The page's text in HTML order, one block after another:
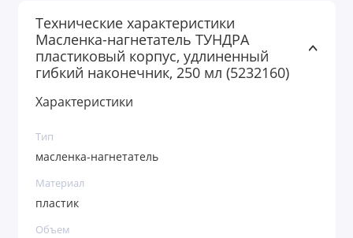
Технические характеристики
Масленка-нагнетатель ТУНДРА
пластиковый корпус, удлиненный
гибкий наконечник, 250 мл (5232160)
Характеристики
Тип
масленка-нагнетатель
Материал
пластик
Объем